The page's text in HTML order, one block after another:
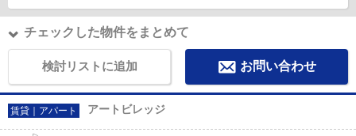
チェックした物件をまとめて
検討リストに追加 お問い合わせ
賃貸｜アパート アートビレッジ